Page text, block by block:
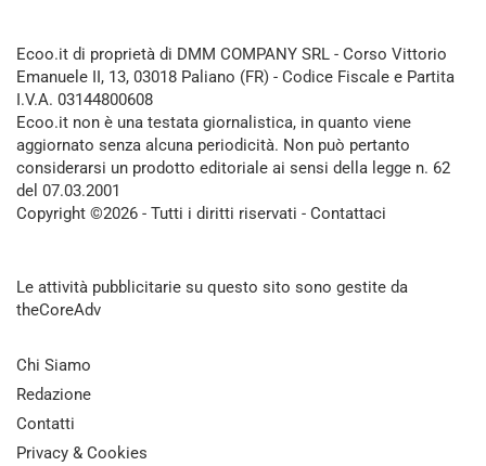
Ecoo.it di proprietà di DMM COMPANY SRL - Corso Vittorio
Emanuele II, 13, 03018 Paliano (FR) - Codice Fiscale e Partita
I.V.A. 03144800608
Ecoo.it non è una testata giornalistica, in quanto viene
aggiornato senza alcuna periodicità. Non può pertanto
considerarsi un prodotto editoriale ai sensi della legge n. 62
del 07.03.2001
Copyright ©2026 - Tutti i diritti riservati - Contattaci
Le attività pubblicitarie su questo sito sono gestite da
theCoreAdv
Chi Siamo
Redazione
Contatti
Privacy & Cookies